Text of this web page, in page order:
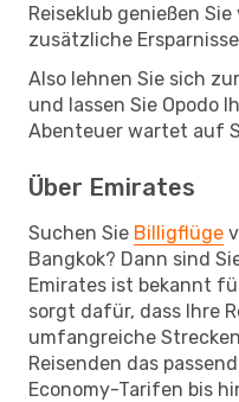
Reiseklub genießen
zusätzliche
Also lehnen Sie sich
und lassen Sie Opodo
Abenteuer wartet auf
Über Emirates
Suchen Sie Billigflüge
Bangkok? Dann sind
Emirates ist bekannt
sorgt dafür, dass Ihre
umfangreiche
Reisenden das
Economy-Tarifen bis